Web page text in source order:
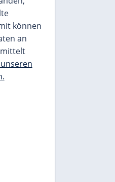
können diesen mit einem Klick
lassen und auch wieder
jetzt aktivieren
Ich bin damit
dass mir externe Inhalte